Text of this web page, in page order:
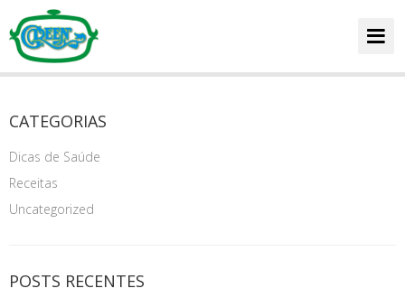
CARDÁPIO
Home
CATEGORIAS
Dicas de Saúde
Receitas
Uncategorized
POSTS RECENTES